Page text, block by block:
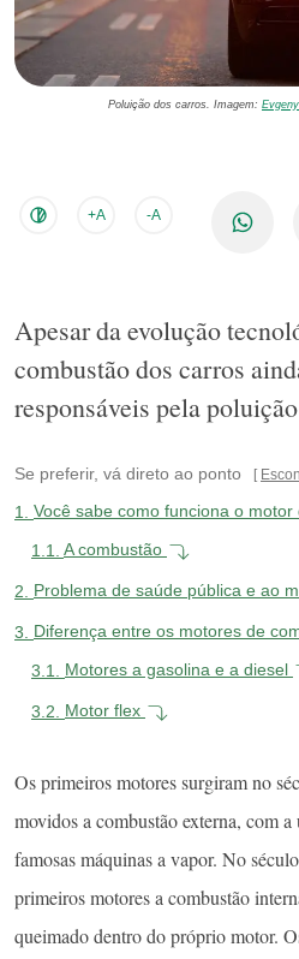
Poluição dos carros. Imagem:
+A -A
Apesar da evolução
combustão dos carros
responsáveis pela
Se preferir, vá direto ao ponto
1.
Você sabe como funciona o
1.1.
A combustão
2. Problema de saúde pública e ao
3.
Diferença entre os motores de
3.1.
Motores a gasolina e a diesel
3.2. Motor flex
Os primeiros motores surgiram no
movidos a combustão externa, com
famosas máquinas a vapor. No
primeiros motores a combustão
queimado dentro do próprio motor.